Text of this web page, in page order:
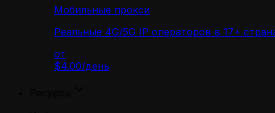
Мобильные прокси
Реальные 4G/5G IP операторов в 17+
от
$4.00/день